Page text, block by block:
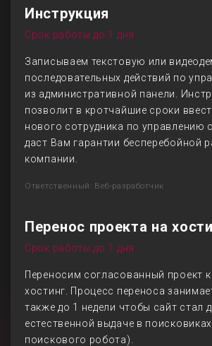
Инструкция
Срок работы до 1 дня
Записываем текстовую или
последовательных действий по
из административной панели.
позволит в кротчайшие сроки
нового сотрудника по управлению
даст Вам гарантии бесперебойной
компании.
Ответственный: Веб-разработчик
Перенос проекта на
Срок работы до 1 дня
Переносим согласованный проект
хостинг. Процесс переноса
также до 1 недели чтобы сайт стал
естественной выдаче в
поискового робота).